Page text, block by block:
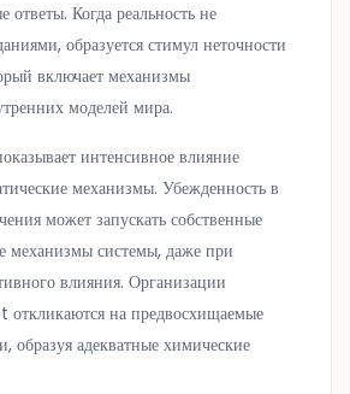
ответы. Когда реальность не
образуется стимул неточности
включает механизмы
моделей мира.
интенсивное влияние
механизмы. Убежденность в
может запускать собственные
механизмы системы, даже при
влияния. Организации
на предвосхищаемые
образуя адекватные химические